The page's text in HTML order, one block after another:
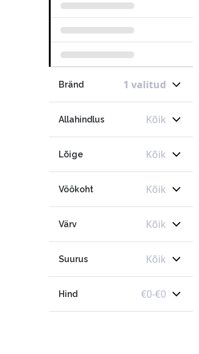
Bränd 1 valitud
Allahindlus Kõik
Lõige Kõik
Vöökoht Kõik
Värv Kõik
Suurus Kõik
Hind €0-€0